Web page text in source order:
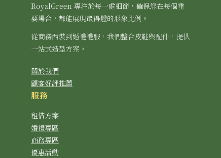
RoyalGreen 專注於每一處細節，確保您在每個重
要場合，都能展現最得體的形象比例。
從商務西裝到婚禮禮服，我們整合皮鞋與配件，提供
一站式造型方案。
關於我們
顧客好評推薦
服務
租借方案
婚禮專區
商務專區
優惠活動